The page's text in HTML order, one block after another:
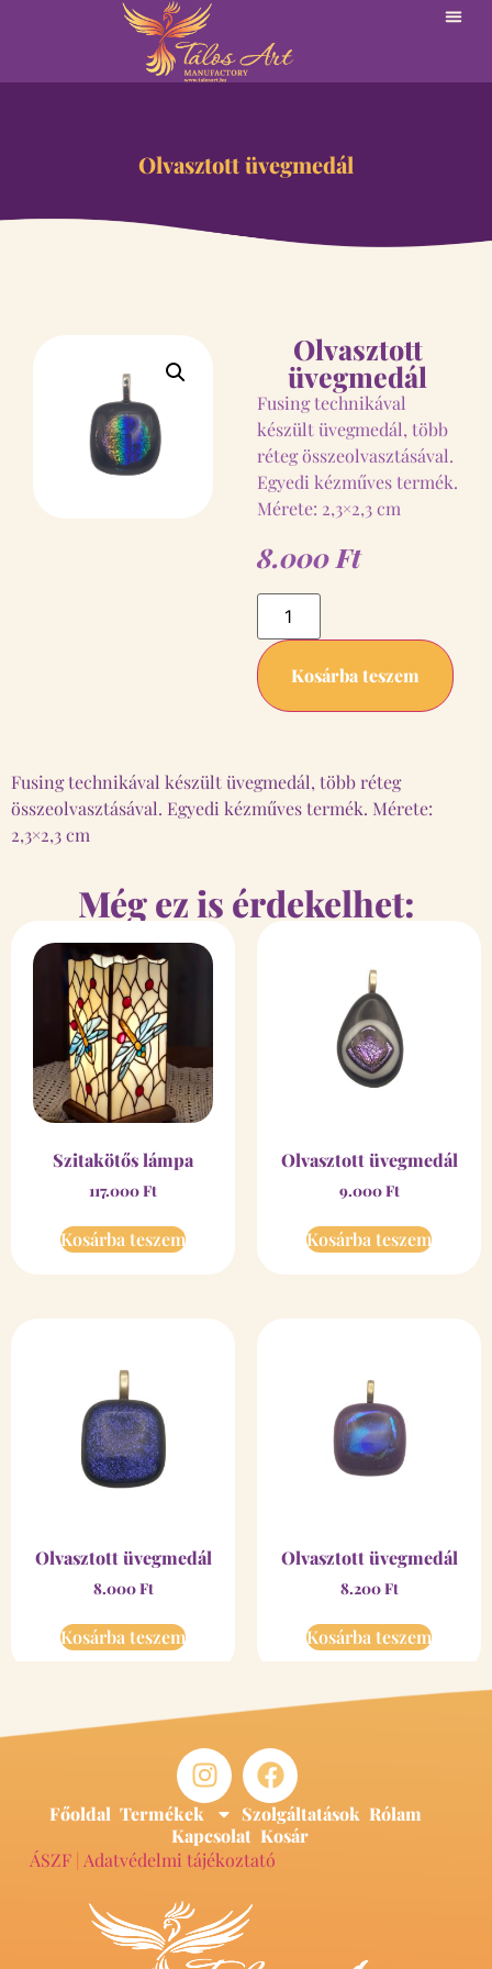
Olvasztott üvegmedál
Olvasztott
üvegmedál
Fusing technikával
készült üvegmedál, több
réteg összeolvasztásával.
Egyedi kézműves termék.
Mérete: 2,3×2,3 cm
8.000 Ft
Kosárba teszem
Fusing technikával készült üvegmedál, több réteg
összeolvasztásával. Egyedi kézműves termék. Mérete:
2,3×2,3 cm
Még ez is érdekelhet:
Szitakötős lámpa
117.000Ft
Kosárba teszem
Olvasztott üvegmedál
9.000Ft
Kosárba teszem
Olvasztott üvegmedál
8.000Ft
Kosárba teszem
Olvasztott üvegmedál
8.200Ft
Kosárba teszem
Főoldal Termékek Szolgáltatások Rólam
Kapcsolat Kosár
ÁSZF| Adatvédelmi tájékoztató